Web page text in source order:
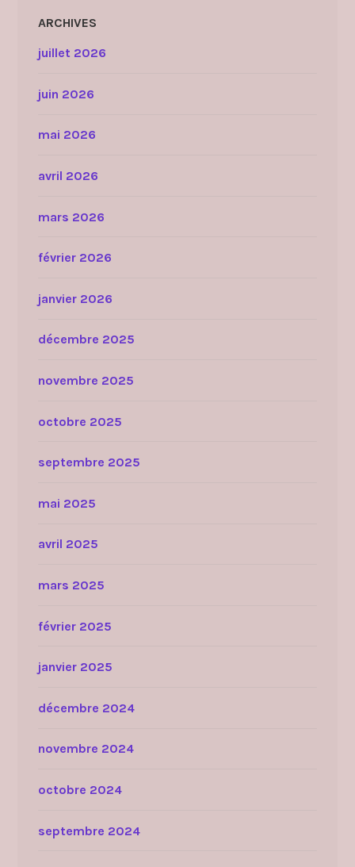
ARCHIVES
juillet 2026
juin 2026
mai 2026
avril 2026
mars 2026
février 2026
janvier 2026
décembre 2025
novembre 2025
octobre 2025
septembre 2025
mai 2025
avril 2025
mars 2025
février 2025
janvier 2025
décembre 2024
novembre 2024
octobre 2024
septembre 2024